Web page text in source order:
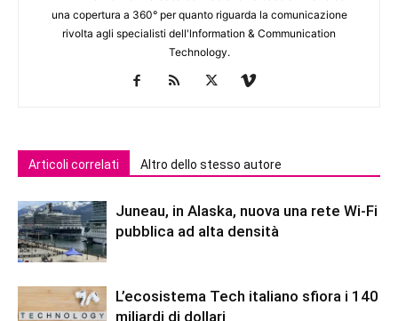
una copertura a 360° per quanto riguarda la comunicazione
rivolta agli specialisti dell'lnformation & Communication
Technology.
Articoli correlati Altro dello stesso autore
Juneau, in Alaska, nuova una rete Wi-Fi
pubblica ad alta densità
L’ecosistema Tech italiano sfiora i 140
miliardi di dollari